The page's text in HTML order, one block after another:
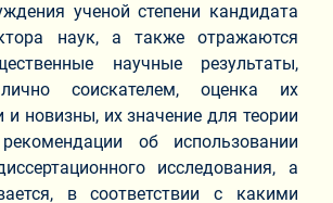
ученой степени кандидата
наук, а также отражаются
научные результаты,
соискателем, оценка их
и новизны, их значение для теории
об использовании
исследования, а
в соответствии с какими